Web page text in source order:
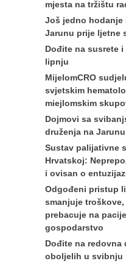
mjesta na tržištu
Još jedno hodanje
Jarunu prije ljetne
Dođite na susrete i
lipnju
MijelomCRO
svjetskim
miejlomskim
Dojmovi sa
druženja na Jarunu
Sustav palijativne
Hrvatskoj:
i ovisan o
Odgođeni pristup
smanjuje troškove,
prebacuje na
gospodarstvo
Dođite na redovna
oboljelih u svibnju